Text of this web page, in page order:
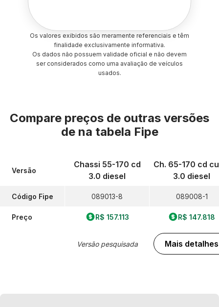
Os valores exibidos são meramente referenciais e têm
finalidade exclusivamente informativa.
Os dados não possuem validade oficial e não devem
ser considerados como uma avaliação de veículos
usados.
Compare preços de outras versões
de na tabela Fipe
Versão
Código Fipe
Preço
Chassi 55-170 cd
3.0 diesel
089013-8
R$ 157.113
Versão pesquisada
Ch. 65-170 cd
3.0 diesel
089008-1
R$ 147.818
Mais detalhes